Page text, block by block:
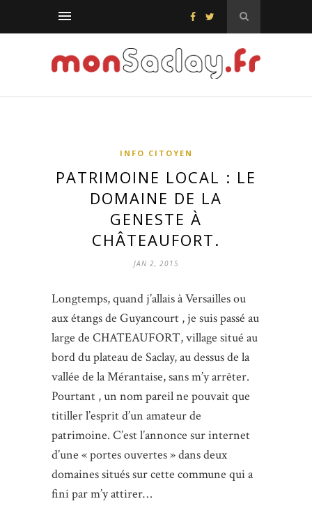
INFO CITOYEN
PATRIMOINE LOCAL : LE
DOMAINE DE LA
GENESTE À
CHÂTEAUFORT.
JAN 2, 2015
Longtemps, quand j’allais à Versailles ou
aux étangs de Guyancourt , je suis passé au
large de CHATEAUFORT, village situé au
bord du plateau de Saclay, au dessus de la
vallée de la Mérantaise, sans m’y arrêter.
Pourtant , un nom pareil ne pouvait que
titiller l’esprit d’un amateur de
patrimoine. C’est l’annonce sur internet
d’une « portes ouvertes » dans deux
domaines situés sur cette commune qui a
fini par m’y attirer…